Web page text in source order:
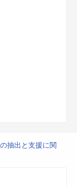
抽出と支援に関